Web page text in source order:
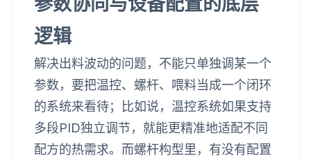
逻辑
解决出料波动的问题，不能只单独调某一个
参数，要把温控、螺杆、喂料当成一个闭环
的系统来看待；比如说，温控系统如果支持
多段PID独立调节，就能更精准地适配不同
配方的热需求。而螺杆构型里，有没有配置